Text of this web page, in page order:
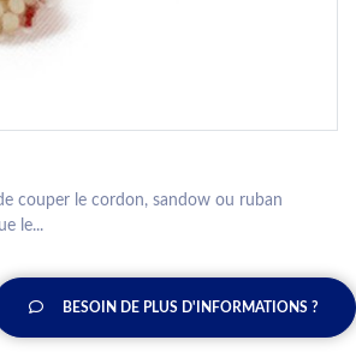
couper le cordon, sandow ou ruban
le...
BESOIN DE PLUS D'INFORMATIONS ?